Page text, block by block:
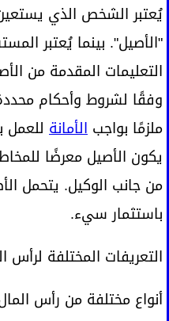
يُعتبر الشخص الذي
"الأصيل". بينما يُعتبر
التعليمات المقدمة من
وفقًا لشروط وأحكام
ملزمًا بواجب الأمانة للعمل
يكون الأصيل معرضًا
من جانب الوكيل. يتحمل
باستثمار سيء.
التعريفات المختلفة لرأس
أنواع مختلفة من رأس